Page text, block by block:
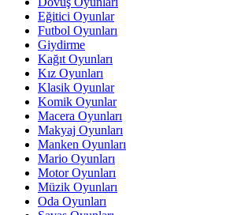
Eğitici Oyunlar
Futbol Oyunları
Giydirme
Kağıt Oyunları
Kız Oyunları
Klasik Oyunlar
Komik Oyunlar
Macera Oyunları
Makyaj Oyunları
Manken Oyunları
Mario Oyunları
Motor Oyunları
Müzik Oyunları
Oda Oyunları